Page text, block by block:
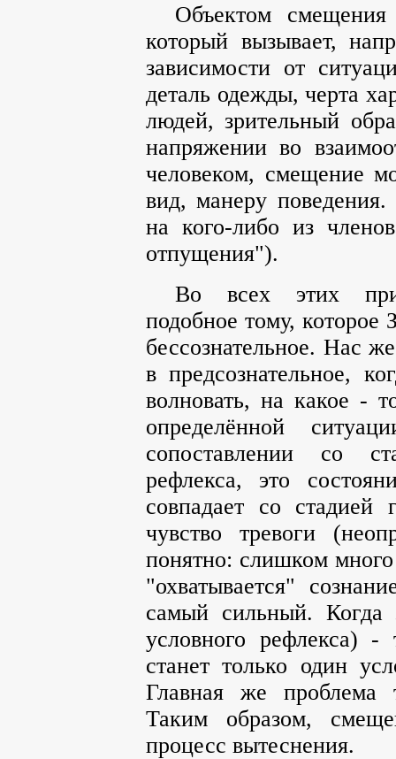
Объектом
который вызывает,
зависимости от
деталь одежды, черта
людей, зрительный
напряжении во
человеком, смещение
вид, манеру
на кого-либо из
отпущения").
Во всех этих
подобное тому,
бессознательное. Нас
в предсознательное,
волновать, на какое -
определённой
сопоставлении со
рефлекса, это
совпадает со стадией
чувство тревоги
понятно: слишком
"охватывается"
самый сильный. Когда
условного рефлекса) -
станет только один
Главная же проблема
Таким образом,
процесс вытеснения.